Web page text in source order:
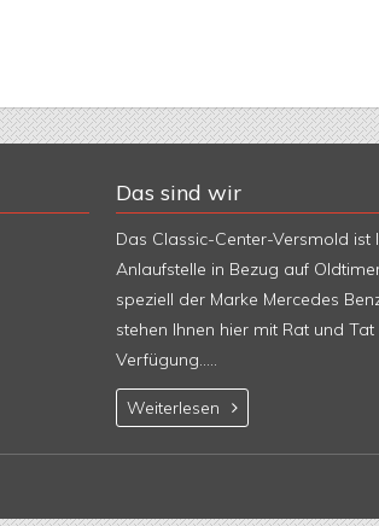
Das sind wir
Das Classic-Center-Versmold ist
Anlaufstelle in Bezug auf
speziell der Marke Mercedes
stehen Ihnen hier mit Rat und Tat
Verfügung.....
Weiterlesen